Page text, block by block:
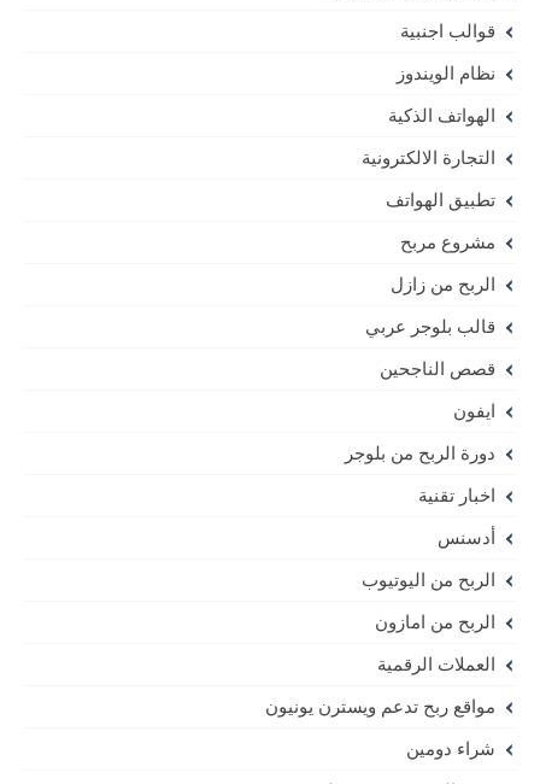
قوالب اجنبية
نظام الويندوز
الهواتف الذكية
التجارة الالكترونية
تطبيق الهواتف
مشروع مربح
الربح من زازل
قالب بلوجر عربي
قصص الناجحين
ايفون
دورة الربح من بلوجر
اخبار تقنية
أدسنس
الربح من اليوتيوب
الربح من امازون
العملات الرقمية
مواقع ربح تدعم ويسترن يونيون
شراء دومين